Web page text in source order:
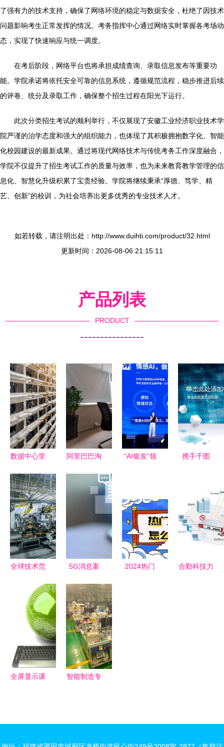
了强有力的技术支持，确保了网络环境的稳定与数据安全，杜绝了因技术
问题影响考生正常发挥的情况。考务指挥中心通过网络实时掌握各考场动
态，实现了快速响应与统一调度。
在考后阶段，网络平台也将承担成绩查询、录取信息发布等重要功
能。学院承诺将依托安全可靠的信息系统，遵循规范流程，稳步推进后续
的评卷、统分及录取工作，确保整个招生过程在阳光下运行。
此次分类招生考试的顺利举行，不仅展现了安徽工业经济职业技术学
院严谨的治学态度和强大的组织能力，也体现了其积极拥抱数字化、智能
化校园建设的最新成果。通过将现代网络技术与传统考务工作深度融合，
学院不仅提升了招生考试工作的质量与效率，也为未来教育教学管理的信
息化、智慧化升级积累了宝贵经验。学院将继续秉承“厚德、笃学、精
艺、创新”的校训，为社会培养出更多优秀的专业技术人才。
如若转载，请注明出处：http://www.duihti.com/product/32.html
更新时间：2026-08-06 21:15:11
产品列表
PRODUCT
----------------
数据中心里
平板电脑上
的网络工程
师
阿里巴巴淘
设计
“AI银发”领
中国互联网
大会聚焦数
字适老新未
来
携手千图
的蓝色科技
PPT模板
全球技术范
略视角下的
北京现代旗
舰工厂技术
结构实态
5G消息案
国搜索网络
技术服务的
创新实践
2024热门
合勤科技力
全屏显示课
智能制造专